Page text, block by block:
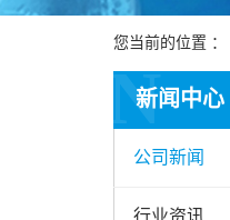
您当前的位置 ：
新闻中心
N
公司新闻